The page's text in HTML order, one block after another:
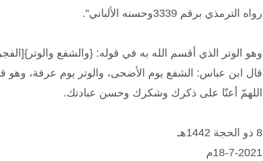
رواه الترمذي برقم 3339وحسنه الألباني".
وهو الوتر الذي أقسم الله به في قوله: {والشفع والوتر}[الفجر:
قال ابن عباس: الشفع يوم الأضحى، والوتر يوم عرفة،
اللهمّ أعنّا على ذكرك وشكرك وحسن عبادتك.
8 ذو الحجة 1442هـ
18-7-2021م